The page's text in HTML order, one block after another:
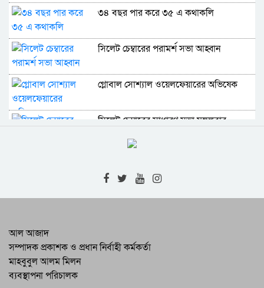
৩৪ বছর পার করে ৩৫ এ কথাকলি
সিলেট চেম্বারের পরামর্শ সভা আহ্বান
গ্লোবাল সোশ্যাল ওয়েলফেয়ারের অভিষেক
সিলেট চেম্বারের সাধারণ সভা মঙ্গলবার
আল আজাদ
সম্পাদক প্রকাশক ও প্রধান নির্বাহী কর্মকর্তা
মাহবুবুল আলম মিলন
ব্যবস্থাপনা পরিচালক